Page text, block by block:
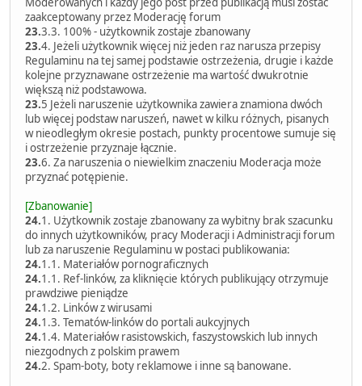
zaakceptowany przez Moderację forum
23.3.3. 100% - użytkownik zostaje zbanowany
23.4. Jeżeli użytkownik więcej niż jeden raz narusza przepisy
Regulaminu na tej samej podstawie ostrzeżenia, drugie i każde
kolejne przyznawane ostrzeżenie ma wartość dwukrotnie
większą niż podstawowa.
23.5 Jeżeli naruszenie użytkownika zawiera znamiona dwóch
lub więcej podstaw naruszeń, nawet w kilku różnych, pisanych
w nieodległym okresie postach, punkty procentowe sumuje się
i ostrzeżenie przyznaje łącznie.
23.6. Za naruszenia o niewielkim znaczeniu Moderacja może
przyznać potępienie.
[Zbanowanie]
24.1. Użytkownik zostaje zbanowany za wybitny brak szacunku
do innych użytkowników, pracy Moderacji i Administracji forum
lub za naruszenie Regulaminu w postaci publikowania:
24.1.1. Materiałów pornograficznych
24.1.1. Ref-linków, za kliknięcie których publikujący otrzymuje
prawdziwe pieniądze
24.1.2. Linków z wirusami
24.1.3. Tematów-linków do portali aukcyjnych
24.1.4. Materiałów rasistowskich, faszystowskich lub innych
niezgodnych z polskim prawem
24.2. Spam-boty, boty reklamowe i inne są banowane.